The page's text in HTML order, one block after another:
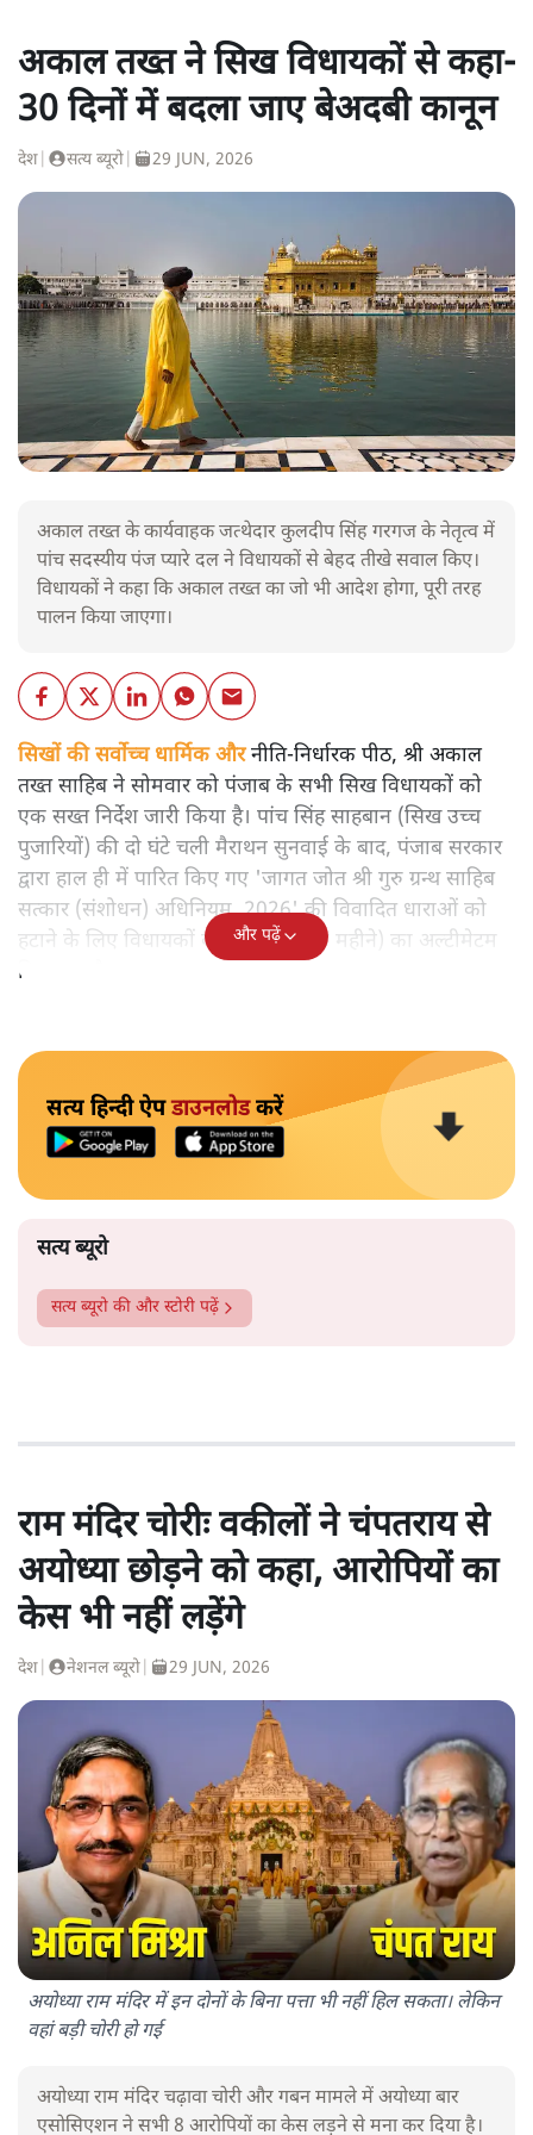
अकाल तख्त ने सिख विधायकों से कहा-
30 दिनों में बदला जाए बेअदबी कानून
देश सत्य ब्यूरो 29 JUN, 2026
अकाल तख्त के कार्यवाहक जत्थेदार कुलदीप सिंह गरगज के नेतृत्व में
पांच सदस्यीय पंज प्यारे दल ने विधायकों से बेहद तीखे सवाल किए।
विधायकों ने कहा कि अकाल तख्त का जो भी आदेश होगा, पूरी तरह
पालन किया जाएगा।
सिखों की सर्वोच्च धार्मिक औरनीति-निर्धारक पीठ, श्री अकाल
तख्त साहिब ने सोमवार को पंजाब के सभी सिख विधायकों को
एक सख्त निर्देश जारी किया है। पांच सिंह साहबान (सिख उच्च
पुजारियों) की दो घंटे चली मैराथन सुनवाई के बाद, पंजाब सरकार
द्वारा हाल ही में पारित किए गए 'जागत जोत श्री गुरु ग्रन्थ साहिब
सत्कार (संशोधन) अधिनियम, 2026' की विवादित धाराओं को
हटाने के लिए विधायकों को 30 दिन (एक महीने) का अल्टीमेटम
दिया गया है।
और पढ़ें
सत्य हिन्दी ऐपडाउनलोडकरें
सत्य ब्यूरो
सत्य ब्यूरो की और स्टोरी पढ़ें
राम मंदिर चोरीः वकीलों ने चंपतराय से
अयोध्या छोड़ने को कहा, आरोपियों का
केस भी नहीं लड़ेंगे
देश नेशनल ब्यूरो 29 JUN, 2026
अयोध्या राम मंदिर में इन दोनों के बिना पत्ता भी नहीं हिल सकता। लेकिन
वहां बड़ी चोरी हो गई
अयोध्या राम मंदिर चढ़ावा चोरी और गबन मामले में अयोध्या बार
एसोसिएशन ने सभी 8 आरोपियों का केस लड़ने से मना कर दिया है।